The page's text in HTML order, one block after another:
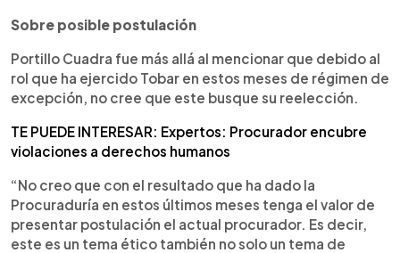
Sobre posible postulación
Portillo Cuadra fue más allá al mencionar que debido al
rol que ha ejercido Tobar en estos meses de régimen de
excepción, no cree que este busque su reelección.
TE PUEDE INTERESAR: Expertos: Procurador encubre
violaciones a derechos humanos
“No creo que con el resultado que ha dado la
Procuraduría en estos últimos meses tenga el valor de
presentar postulación el actual procurador. Es decir,
este es un tema ético también no solo un tema de